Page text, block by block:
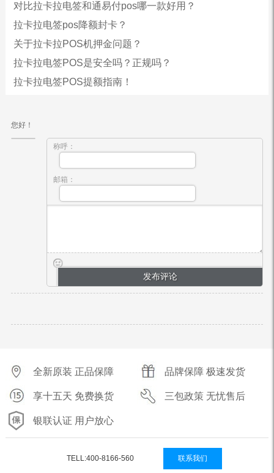
对比拉卡拉电签和通易付pos哪一款好用？
拉卡拉电签pos降额封卡？
关于拉卡拉POS机押金问题？
拉卡拉电签POS是安全吗？正规吗？
拉卡拉电签POS提额指南！
您好！
称呼：
邮箱：
全新原装 正品保障 品牌保障 极速发货
享十五天 免费换货 三包政策 无忧售后
银联认证 用户放心
TELL:400-8166-560 联系我们